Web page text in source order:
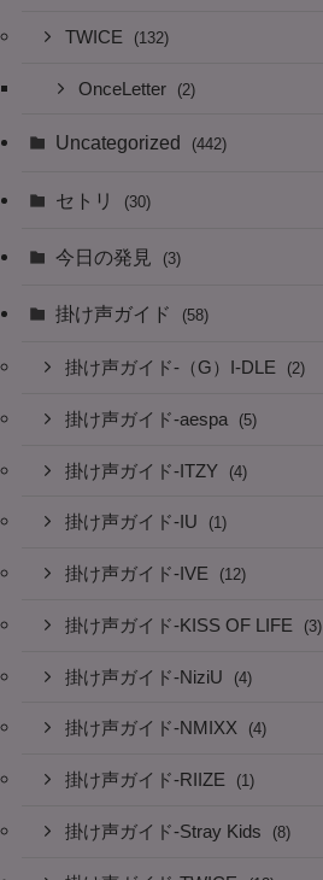
TWICE (132)
OnceLetter (2)
Uncategorized (442)
セトリ (30)
今日の発見 (3)
掛け声ガイド (58)
掛け声ガイド-（G）I-DLE (2)
掛け声ガイド-aespa (5)
掛け声ガイド-ITZY (4)
掛け声ガイド-IU (1)
掛け声ガイド-IVE (12)
掛け声ガイド-KISS OF LIFE (3)
掛け声ガイド-NiziU (4)
掛け声ガイド-NMIXX (4)
掛け声ガイド-RIIZE (1)
掛け声ガイド-Stray Kids (8)